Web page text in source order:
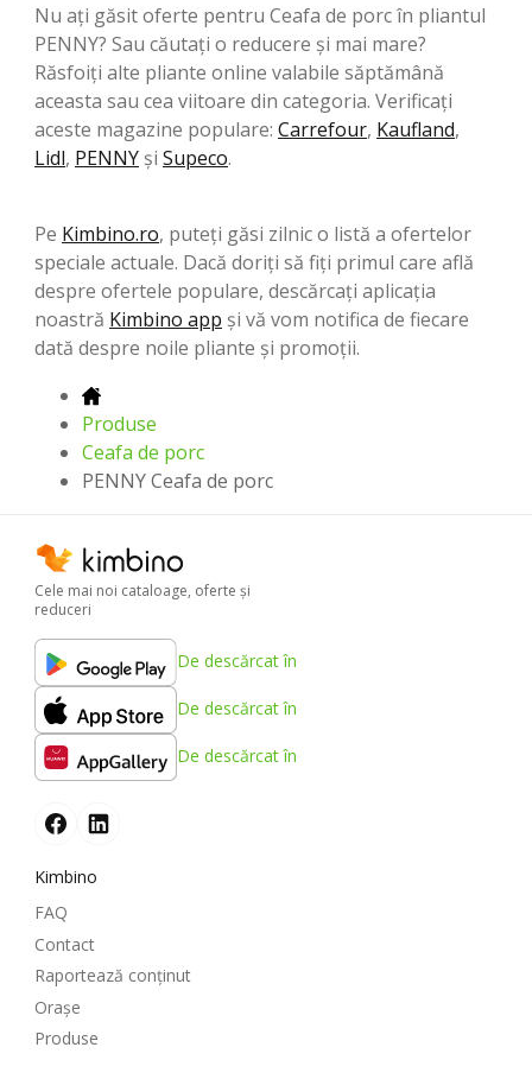
Nu ați găsit oferte pentru Ceafa de porc în pliantul
PENNY? Sau căutați o reducere și mai mare?
Răsfoiți alte pliante online valabile săptămână
aceasta sau cea viitoare din categoria. Verificați
aceste magazine populare: Carrefour, Kaufland,
Lidl, PENNY şi Supeco.
Pe Kimbino.ro, puteți găsi zilnic o listă a ofertelor
speciale actuale. Dacă doriți să fiți primul care află
despre ofertele populare, descărcați aplicația
noastră Kimbino app și vă vom notifica de fiecare
dată despre noile pliante și promoții.
Produse
Ceafa de porc
PENNY Ceafa de porc
Cele mai noi cataloage, oferte şi
reduceri
De descărcat în
De descărcat în
De descărcat în
Kimbino
FAQ
Contact
Raportează conținut
Oraşe
Produse